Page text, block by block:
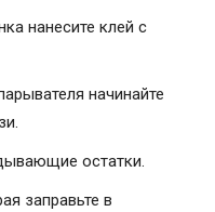
нанесите клей с
начинайте
остатки.
заправьте в